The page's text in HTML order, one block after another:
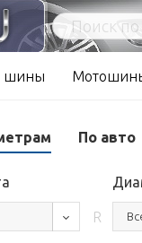
шины
По авто
R